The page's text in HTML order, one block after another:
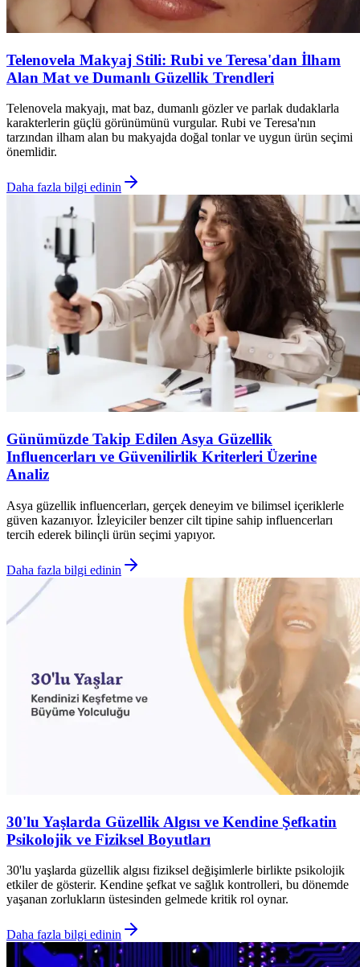
Telenovela Makyaj Stili: Rubi ve Teresa'dan İlham
Alan Mat ve Dumanlı Güzellik Trendleri
Telenovela makyajı, mat baz, dumanlı gözler ve parlak dudaklarla
karakterlerin güçlü görünümünü vurgular. Rubi ve Teresa'nın
tarzından ilham alan bu makyajda doğal tonlar ve uygun ürün seçimi
önemlidir.
Daha fazla bilgi edinin
Günümüzde Takip Edilen Asya Güzellik
Influencerları ve Güvenilirlik Kriterleri Üzerine
Analiz
Asya güzellik influencerları, gerçek deneyim ve bilimsel içeriklerle
güven kazanıyor. İzleyiciler benzer cilt tipine sahip influencerları
tercih ederek bilinçli ürün seçimi yapıyor.
Daha fazla bilgi edinin
30'lu Yaşlarda Güzellik Algısı ve Kendine Şefkatin
Psikolojik ve Fiziksel Boyutları
30'lu yaşlarda güzellik algısı fiziksel değişimlerle birlikte psikolojik
etkiler de gösterir. Kendine şefkat ve sağlık kontrolleri, bu dönemde
yaşanan zorlukların üstesinden gelmede kritik rol oynar.
Daha fazla bilgi edinin